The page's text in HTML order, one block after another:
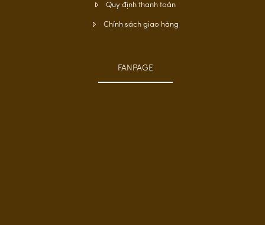
Quy định thanh toán
Chính sách giao hàng
FANPAGE